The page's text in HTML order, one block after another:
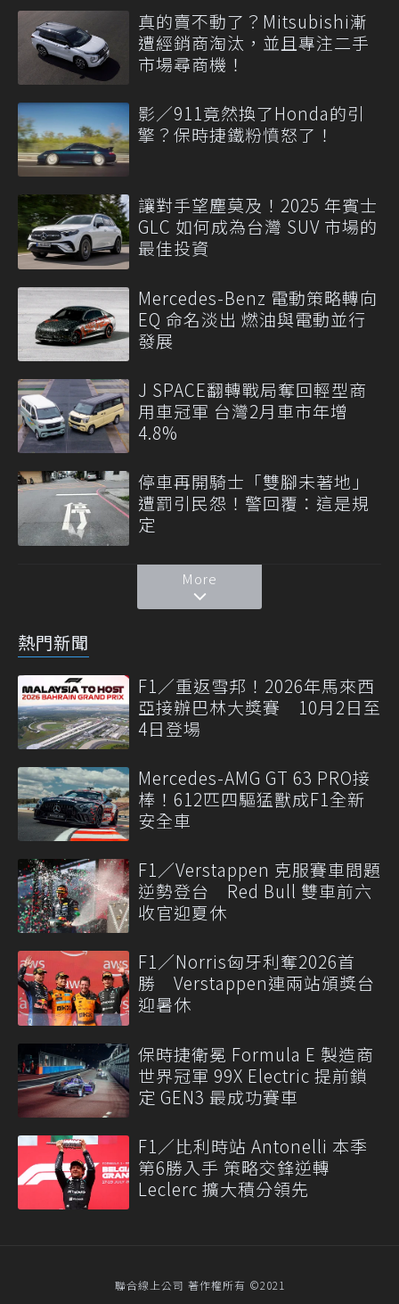
真的賣不動了？Mitsubishi漸
遭經銷商淘汰，並且專注二手
市場尋商機！
影／911竟然換了Honda的引
擎？保時捷鐵粉憤怒了！
讓對手望塵莫及！2025 年賓士
GLC 如何成為台灣 SUV 市場的
最佳投資
Mercedes-Benz 電動策略轉向
EQ 命名淡出 燃油與電動並行
發展
J SPACE翻轉戰局奪回輕型商
用車冠軍 台灣2月車市年增
4.8%
停車再開騎士「雙腳未著地」
遭罰引民怨！警回覆：這是規
定
More
熱門新聞
F1／重返雪邦！2026年馬來西
亞接辦巴林大獎賽 10月2日至
4日登場
Mercedes-AMG GT 63 PRO接
棒！612匹四驅猛獸成F1全新
安全車
F1／Verstappen 克服賽車問題
逆勢登台 Red Bull 雙車前六
收官迎夏休
F1／Norris匈牙利奪2026首
勝 Verstappen連兩站頒獎台
迎暑休
保時捷衛冕 Formula E 製造商
世界冠軍 99X Electric 提前鎖
定 GEN3 最成功賽車
F1／比利時站 Antonelli 本季
第6勝入手 策略交鋒逆轉
Leclerc 擴大積分領先
聯合線上公司 著作權所有 ©2021